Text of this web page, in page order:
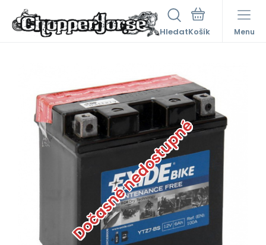
Hledat Menu
Dočasně nedostupné